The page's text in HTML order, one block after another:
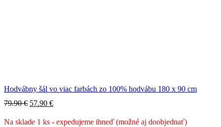
Hodvábny šál vo viac farbách zo 100% hodvábu 180 x 90 cm
79.90€ Pôvodná
bola:
57.90 €Aktuálna
je:
Na sklade 1 ks - expedujeme ihneď (možné aj doobjednať)